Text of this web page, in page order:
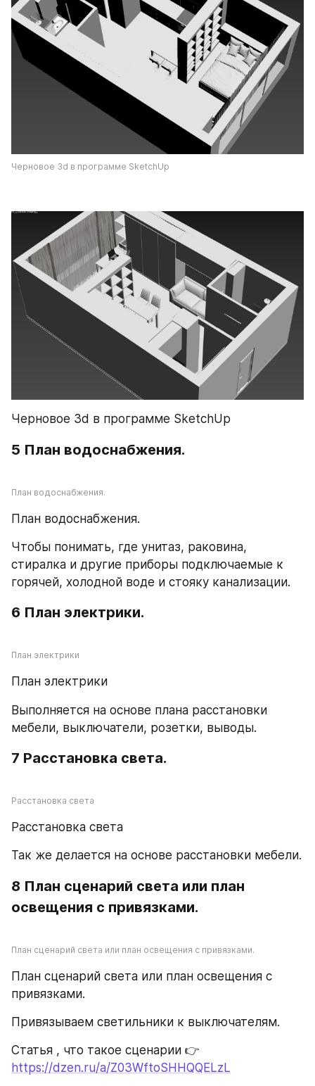
Черновое 3d в программе SketchUp
Черновое 3d в программе SketchUp
5 План водоснабжения.
План водоснабжения.
План водоснабжения.
Чтобы понимать, где унитаз, раковина,
стиралка и другие приборы подключаемые к
горячей, холодной воде и стояку канализации.
6 План электрики.
План электрики
План электрики
Выполняется на основе плана расстановки
мебели, выключатели, розетки, выводы.
7 Расстановка света.
Расстановка света
Расстановка света
Так же делается на основе расстановки мебели.
8 План сценарий света или план
освещения с привязками.
План сценарий света или план освещения с привязками.
План сценарий света или план освещения с
привязками.
Привязываем светильники к выключателям.
https://dzen.ru/a/Z03WftoSHHQQELzL